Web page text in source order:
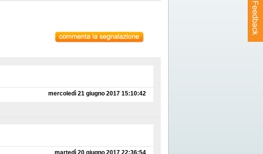
mercoledì 21 giugno 2017 15:10:42
martedì 20 giugno 2017 22:36:54